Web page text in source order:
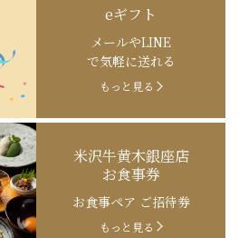
eギフト
メールやLINE
で気軽に送れる
もっと見る
米沢牛黄木銀座店
お食事券
お食事ペア ご招待券
もっと見る